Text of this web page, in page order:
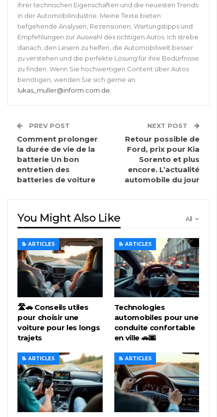
ihrer technischen Eigenschaften und die neuesten Trends
in der Automobilindustrie. Meine Texte bieten
tiefgehende Analysen, Rezensionen, Wartungstipps und
Empfehlungen zur Auswahl des richtigen Autos. Ich strebe
danach, den Lesern zu helfen, die Automobilwelt besser
zu verstehen und die perfekte Lösung für ihre Bedürfnisse
zu finden. Wenn Sie hochwertigen Content über Autos
benötigen, wenden Sie sich gerne an:
lukas_muller@inform.com.de
PREV POST
Comment prolonger
la durée de vie de la
batterie Un bon
entretien des
batteries de voiture
NEXT POST
Retour possible de
Ford, prix pour Kia
Sorento et plus
encore. L’actualité
automobile du jour
All
You Might Also Like
📝 ARTICLES
🛣️🚗 Conseils utiles
pour choisir une
voiture pour les longs
trajets
📝 ARTICLES
Technologies
automobiles pour une
conduite confortable
en ville 🚗🌆
📝 ARTICLES 📝 ARTICLES